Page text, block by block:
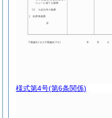
様式第4号(第6条関係)